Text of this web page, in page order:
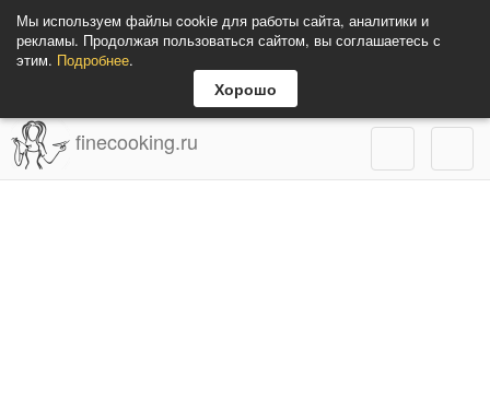
Мы используем файлы cookie для работы сайта, аналитики и
рекламы. Продолжая пользоваться сайтом, вы соглашаетесь с
этим. Подробнее.
Хорошо
finecooking.ru